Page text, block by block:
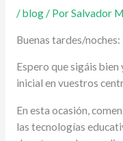
/blog/ PorSalvador
Buenas tardes/noches:
Espero que sigáis bien
inicial en vuestros
En esta ocasión,
las tecnologías